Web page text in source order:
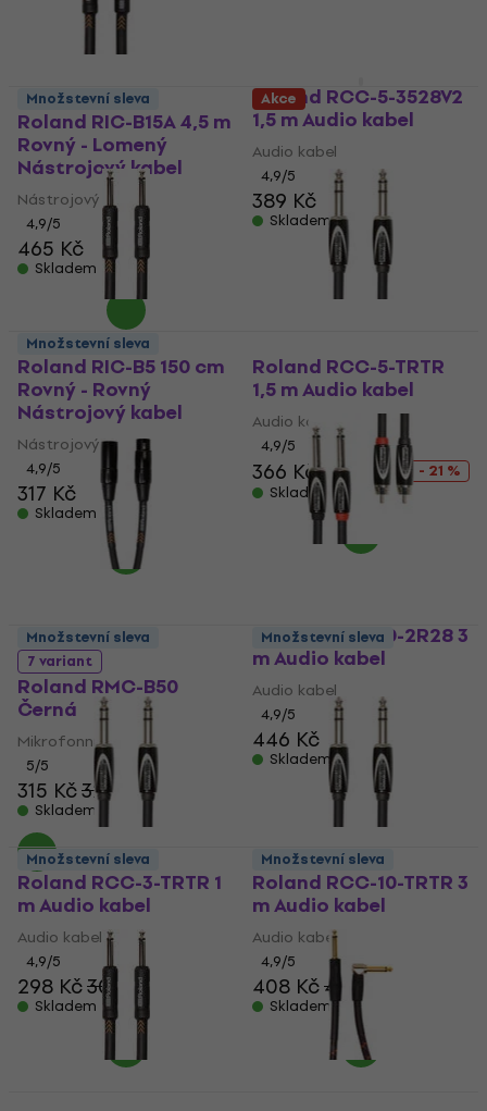
Roland RIC-B15A 4,5 m
Rovný - Lomený
Nástrojový kabel
Nástrojový kabel
4,9/5
465 Kč
Skladem
Roland RCC-5-3528V2
1,5 m Audio kabel
Audio kabel
4,9/5
389 Kč
Skladem
Množstevní sleva
Roland RIC-B5 150 cm
Rovný - Rovný
Nástrojový kabel
Nástrojový kabel
4,9/5
317 Kč
Skladem
Akce
Roland RCC-5-TRTR
1,5 m Audio kabel
Audio kabel
4,9/5
366 Kč465 Kč
- 21 %
Skladem
Množstevní sleva
7 variant
Roland RMC-B50
Černá
Mikrofonní kabel
5/5
315 Kč327 Kč
Skladem
Roland RCC-10-2R28 3
m Audio kabel
Audio kabel
4,9/5
446 Kč
Skladem
Množstevní sleva
Roland RCC-3-TRTR 1
m Audio kabel
Audio kabel
4,9/5
298 Kč301 Kč
Skladem
Množstevní sleva
Roland RCC-10-TRTR 3
m Audio kabel
Audio kabel
4,9/5
408 Kč421 Kč
Skladem
Množstevní sleva Množstevní sleva